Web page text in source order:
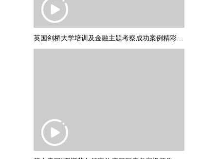
英国剑桥大学培训及金融主题考察成功案例精彩集锦 PART2